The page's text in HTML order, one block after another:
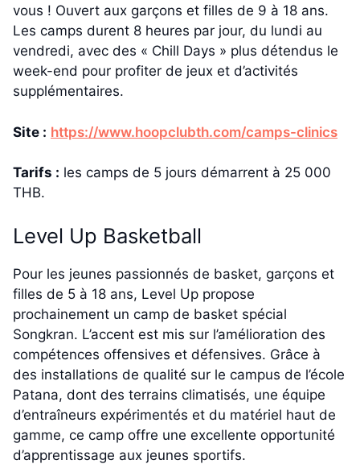
vous ! Ouvert aux garçons et filles de 9 à 18 ans.
Les camps durent 8 heures par jour, du lundi au
vendredi, avec des « Chill Days » plus détendus le
week-end pour profiter de jeux et d’activités
supplémentaires.
Site : https://www.hoopclubth.com/camps-clinics
Tarifs : les camps de 5 jours démarrent à 25 000
THB.
Level Up Basketball
Pour les jeunes passionnés de basket, garçons et
filles de 5 à 18 ans, Level Up propose
prochainement un camp de basket spécial
Songkran. L’accent est mis sur l’amélioration des
compétences offensives et défensives. Grâce à
des installations de qualité sur le campus de l’école
Patana, dont des terrains climatisés, une équipe
d’entraîneurs expérimentés et du matériel haut de
gamme, ce camp offre une excellente opportunité
d’apprentissage aux jeunes sportifs.